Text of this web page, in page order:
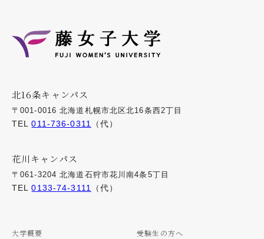
北16条キャンパス
〒001-0016 北海道札幌市北区北16条西2丁目
TEL011-736-0311 （代）
花川キャンパス
〒061-3204 北海道石狩市花川南4条5丁目
TEL0133-74-3111 （代）
大学概要
受験生の方へ